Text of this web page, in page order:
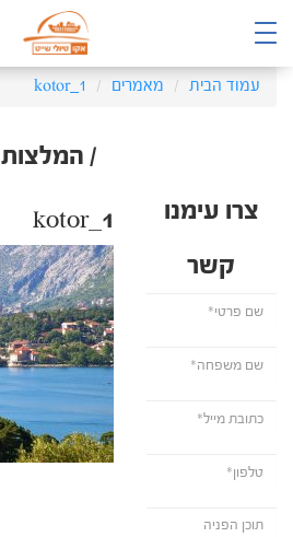
עמוד הבית מאמרים kotor_1
/ המלצות
צרו עימנו
קשר
kotor_1